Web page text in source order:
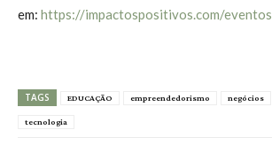
em: https://impactospositivos.com/eventos
TAGS EDUCAÇÃO empreendedorismo negócios
tecnologia